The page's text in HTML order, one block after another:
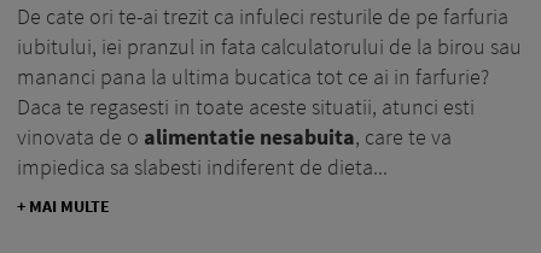
De cate ori te-ai trezit ca infuleci resturile de pe farfuria
iubitului, iei pranzul in fata calculatorului de la birou sau
mananci pana la ultima bucatica tot ce ai in farfurie?
Daca te regasesti in toate aceste situatii, atunci esti
vinovata de o alimentatie nesabuita, care te va
impiedica sa slabesti indiferent de dieta...
+ MAI MULTE